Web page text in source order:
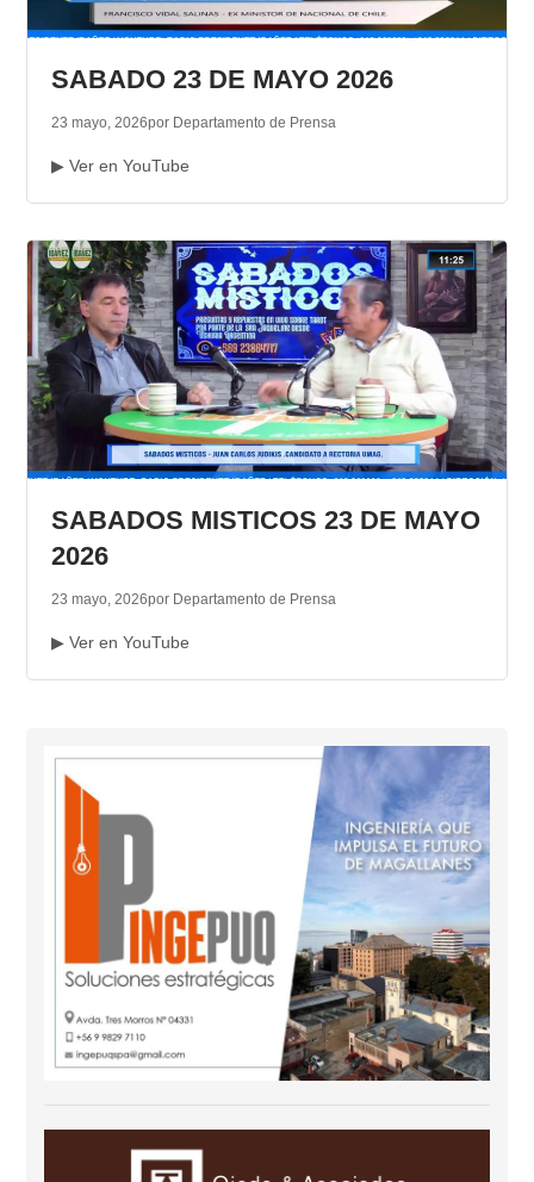
SABADO 23 DE MAYO 2026
23 mayo, 2026por Departamento de Prensa
▶ Ver en YouTube
SABADOS MISTICOS 23 DE MAYO
2026
23 mayo, 2026por Departamento de Prensa
▶ Ver en YouTube